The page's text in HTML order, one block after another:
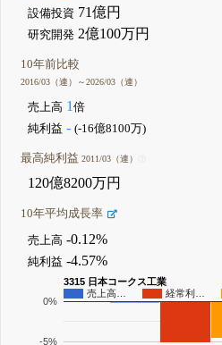
設備投資 71億円
研究開発 2億100万円
10年前比較
2016/03（連）～2026/03（連）
売上高 1倍
純利益 - (-16億8100万)
最高純利益2011/03（連）
120億8200万円
10年平均成長率
売上高 -0.12%
純利益 -4.57%
3315 日本コークス工業
売上高…
経常利…
-5%
0%